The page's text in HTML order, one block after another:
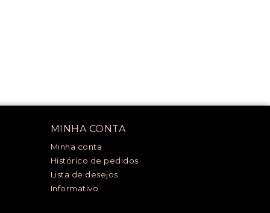
MINHA CONTA
Minha conta
Histórico de pedidos
Lista de desejos
Informativo